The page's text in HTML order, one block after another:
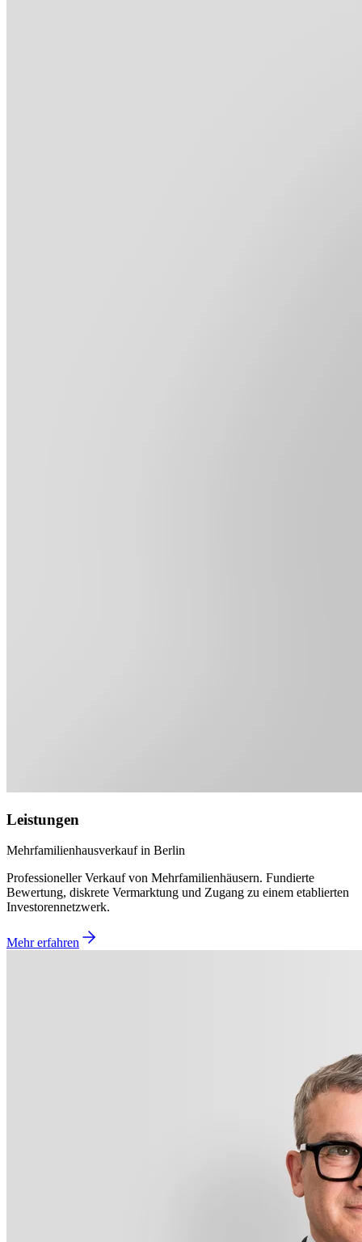
Leistungen
Mehrfamilienhausverkauf in Berlin
Professioneller Verkauf von Mehrfamilienhäusern. Fundierte
Bewertung, diskrete Vermarktung und Zugang zu einem etablierten
Investorennetzwerk.
Mehr erfahren